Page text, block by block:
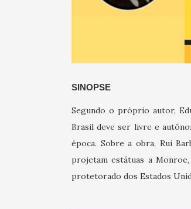
SINOPSE
Segundo o próprio autor,
Brasil deve ser livre e
época. Sobre a obra, Rui
projetam estátuas a
protetorado dos Estados